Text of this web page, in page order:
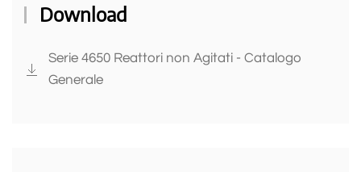
Download
Serie 4650 Reattori non Agitati - Catalogo
Generale